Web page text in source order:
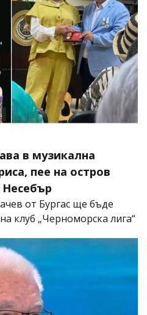
в музикална
пее на остров
Несебър
от Бургас ще бъде
клуб „Черноморска лига“